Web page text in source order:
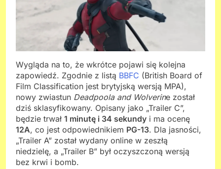
Wygląda na to, że wkrótce pojawi się kolejna
zapowiedź. Zgodnie z listą BBFC (British Board of
Film Classification jest brytyjską wersją MPA),
nowy zwiastun Deadpoola and Wolverine został
dziś sklasyfikowany. Opisany jako „Trailer C”,
będzie trwał 1 minutę i 34 sekundy i ma ocenę
12A, co jest odpowiednikiem PG-13. Dla jasności,
„Trailer A” został wydany online w zeszłą
niedzielę, a „Trailer B” był oczyszczoną wersją
bez krwi i bomb.